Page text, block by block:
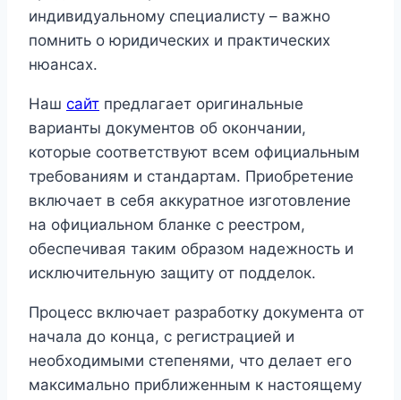
индивидуальному специалисту – важно
помнить о юридических и практических
нюансах.
Наш сайт предлагает оригинальные
варианты документов об окончании,
которые соответствуют всем официальным
требованиям и стандартам. Приобретение
включает в себя аккуратное изготовление
на официальном бланке с реестром,
обеспечивая таким образом надежность и
исключительную защиту от подделок.
Процесс включает разработку документа от
начала до конца, с регистрацией и
необходимыми степенями, что делает его
максимально приближенным к настоящему